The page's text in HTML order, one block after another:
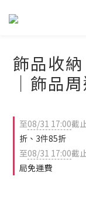
飾品收
｜飾品
至08/31 17:00截
折、3件85折
至08/31 17:00截
局免運費